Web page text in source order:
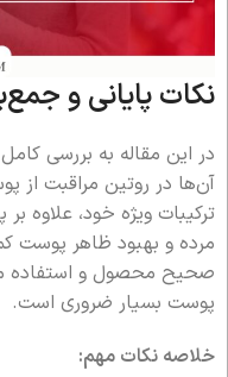
نکات پایانی و
در این مقاله به بررسی
آن‌ها در روتین مراقبت از
ترکیبات ویژه خود، علاوه
مرده و بهبود ظاهر پوست
صحیح محصول و استفاده
پوست بسیار ضروری است.
خلاصه نکات مهم: